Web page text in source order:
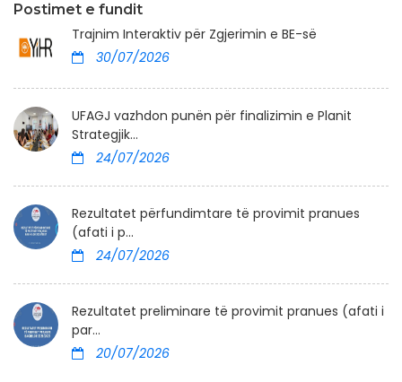
Postimet e fundit
Trajnim Interaktiv për Zgjerimin e BE-së
30/07/2026
UFAGJ vazhdon punën për finalizimin e Planit
Strategjik...
24/07/2026
Rezultatet përfundimtare të provimit pranues
(afati i p...
24/07/2026
Rezultatet preliminare të provimit pranues (afati i
par...
20/07/2026